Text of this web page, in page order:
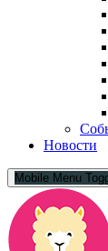
Новости
Mobile Menu